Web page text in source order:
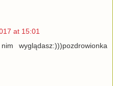
at 15:01
wyglądasz:)))pozdrowionka